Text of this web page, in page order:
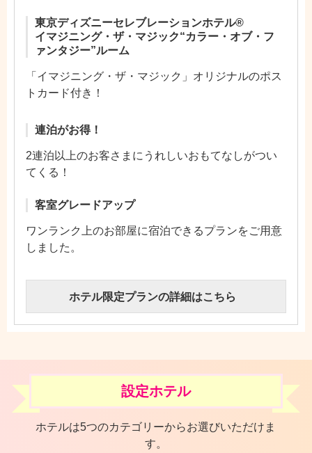
東京ディズニーセレブレーションホテル®
イマジニング・ザ・マジック“カラー・オブ・フ
ァンタジー”ルーム
「イマジニング・ザ・マジック」オリジナルのポス
トカード付き！
連泊がお得！
2連泊以上のお客さまにうれしいおもてなしがつい
てくる！
客室グレードアップ
ワンランク上のお部屋に宿泊できるプランをご用意
しました。
ホテル限定プランの詳細はこちら
設定ホテル
ホテルは5つのカテゴリーからお選びいただけま
す。